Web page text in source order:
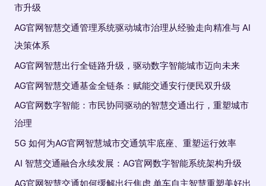
市升级
AG官网智慧交通管理系统驱动城市治理从经验走向精准与 AI
决策体系
AG官网智慧出行全链路升级，驱动数字智能城市迈向未来
AG官网智慧交通基金全链条：赋能交通安行便民双升级
AG官网数字智能：市民协同驱动的智慧交通出行，重塑城市
治理
5G 如何为AG官网智慧城市交通筑牢底座、重塑运行效率
AI 智慧交通融合永续发展：AG官网数字智能系统架构升级
AG官网智慧交通如何缓解出行焦虑 单车自主智慧重塑美好出